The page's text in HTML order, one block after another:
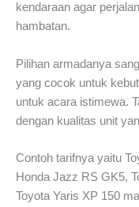
kendaraan agar
hambatan.
Pilihan armadanya
yang cocok untuk
untuk acara istimewa.
dengan kualitas unit
Contoh tarifnya yaitu
Honda Jazz RS GK5,
Toyota Yaris XP 150